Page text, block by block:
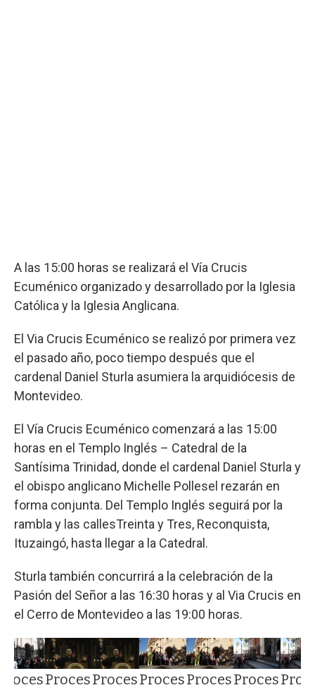
A las 15:00 horas se realizará el Vía Crucis
Ecuménico organizado y desarrollado por la Iglesia
Católica y la Iglesia Anglicana.
El Via Crucis Ecuménico se realizó por primera vez
el pasado año, poco tiempo después que el
cardenal Daniel Sturla asumiera la arquidiócesis de
Montevideo.
El Vía Crucis Ecuménico comenzará a las 15:00
horas en el Templo Inglés – Catedral de la
Santísima Trinidad, donde el cardenal Daniel Sturla y
el obispo anglicano Michelle Pollesel rezarán en
forma conjunta. Del Templo Inglés seguirá por la
rambla y las callesTreinta y Tres, Reconquista,
Ituzaingó, hasta llegar a la Catedral.
Sturla también concurrirá a la celebración de la
Pasión del Señor a las 16:30 horas y al Via Crucis en
el Cerro de Montevideo a las 19:00 horas.
ProcesProcesProcesProcesProces